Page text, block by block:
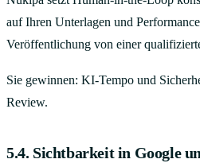
auf Ihren Unterlagen und
Veröffentlichung von einer
Sie gewinnen: KI-Tempo und
Review.
5.4. Sichtbarkeit in Google